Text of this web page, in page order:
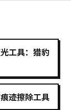
工具：猎豹
迹擦除工具